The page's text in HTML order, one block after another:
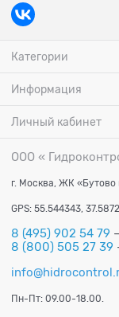
Категории
Информация
Личный кабинет
ООО «
г. Москва, ЖК «Бутово
GPS: 55.544343,
8 (495) 902 54 79
8 (800) 505 27 39
Пн-Пт: 09.00-18.00.